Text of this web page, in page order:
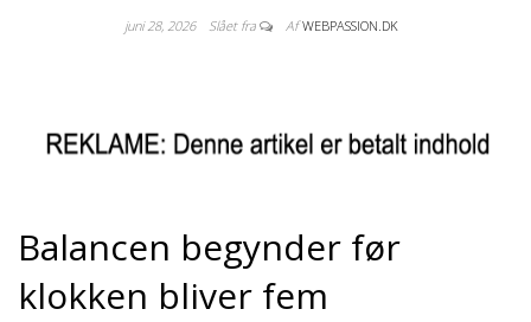
juni 28, 2026 Slået fra Af WEBPASSION.DK
Balancen begynder før
klokken bliver fem